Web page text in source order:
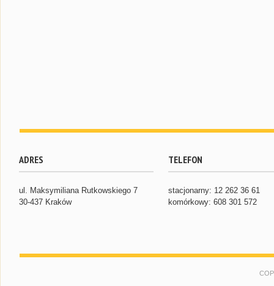
ADRES
ul. Maksymiliana Rutkowskiego 7
30-437 Kraków
TELEFON
stacjonarny: 12 262 36 61
komórkowy: 608 301 572